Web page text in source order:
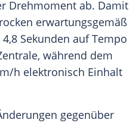
Drehmoment ab. Damit
erwartungsgemäß
Sekunden auf Tempo
während dem
h elektronisch Einhalt
gegenüber